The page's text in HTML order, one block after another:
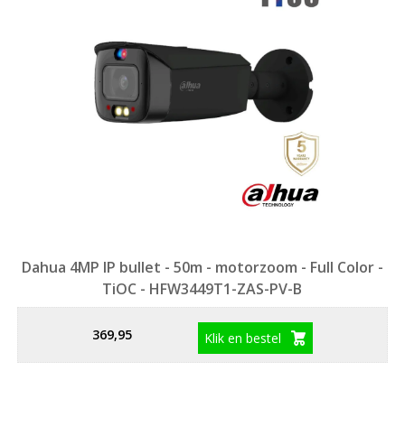
Dahua 4MP IP bullet - 50m - motorzoom - Full Color -
TiOC - HFW3449T1-ZAS-PV-B
369,95 Klik en bestel